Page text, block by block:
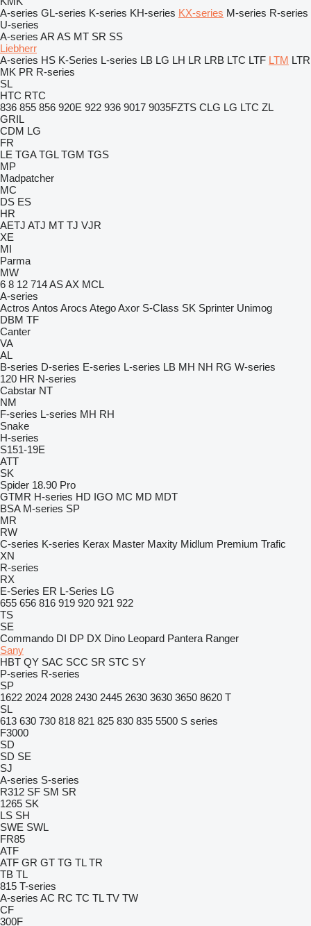
A-series GL-series K-series KH-series KX-series M-series R-series
U-series
A-series AR AS MT SR SS
Liebherr
A-series HS K-Series L-series LB LG LH LR LRB LTC LTF LTM LTR
MK PR R-series
SL
HTC RTC
836 855 856 920E 922 936 9017 9035FZTS CLG LG LTC ZL
GRIL
CDM LG
FR
LE TGA TGL TGM TGS
MP
Madpatcher
MC
DS ES
HR
AETJ ATJ MT TJ VJR
XE
MI
Parma
MW
6 8 12 714ASAX MCL
A-series
Actros Antos Arocs AtegoAxor S-Class SK Sprinter Unimog
DBM TF
Canter
VA
AL
B-series D-series E-series L-series LB MH NH RG W-series
120 HR N-series
Cabstar NT
NM
F-series L-series MH RH
Snake
H-series
S151-19E
ATT
SK
Spider 18.90 Pro
GTMR H-series HD IGO MC MD MDT
BSA M-series SP
MR
RW
C-series K-series Kerax Master Maxity Midlum Premium Trafic
XN
R-series
RX
E-Series ER L-Series LG
655 656 816 919 920 921 922
TS
SE
Commando DI DP DX Dino Leopard Pantera Ranger
Sany
HBT QY SAC SCC SR STC SY
P-series R-series
SP
1622 2024 2028 2430 2445 2630 3630 3650 8620 T
SL
613 630 730 818 821 825 830 835 5500 S series
F3000
SD
SD SE
SJ
A-series S-series
R312 SF SM SR
1265 SK
LS SH
SWE SWL
FR85
ATF
ATF GR GT TG TL TR
TB TL
815 T-series
A-series AC RC TC TL TV TW
CF
300F